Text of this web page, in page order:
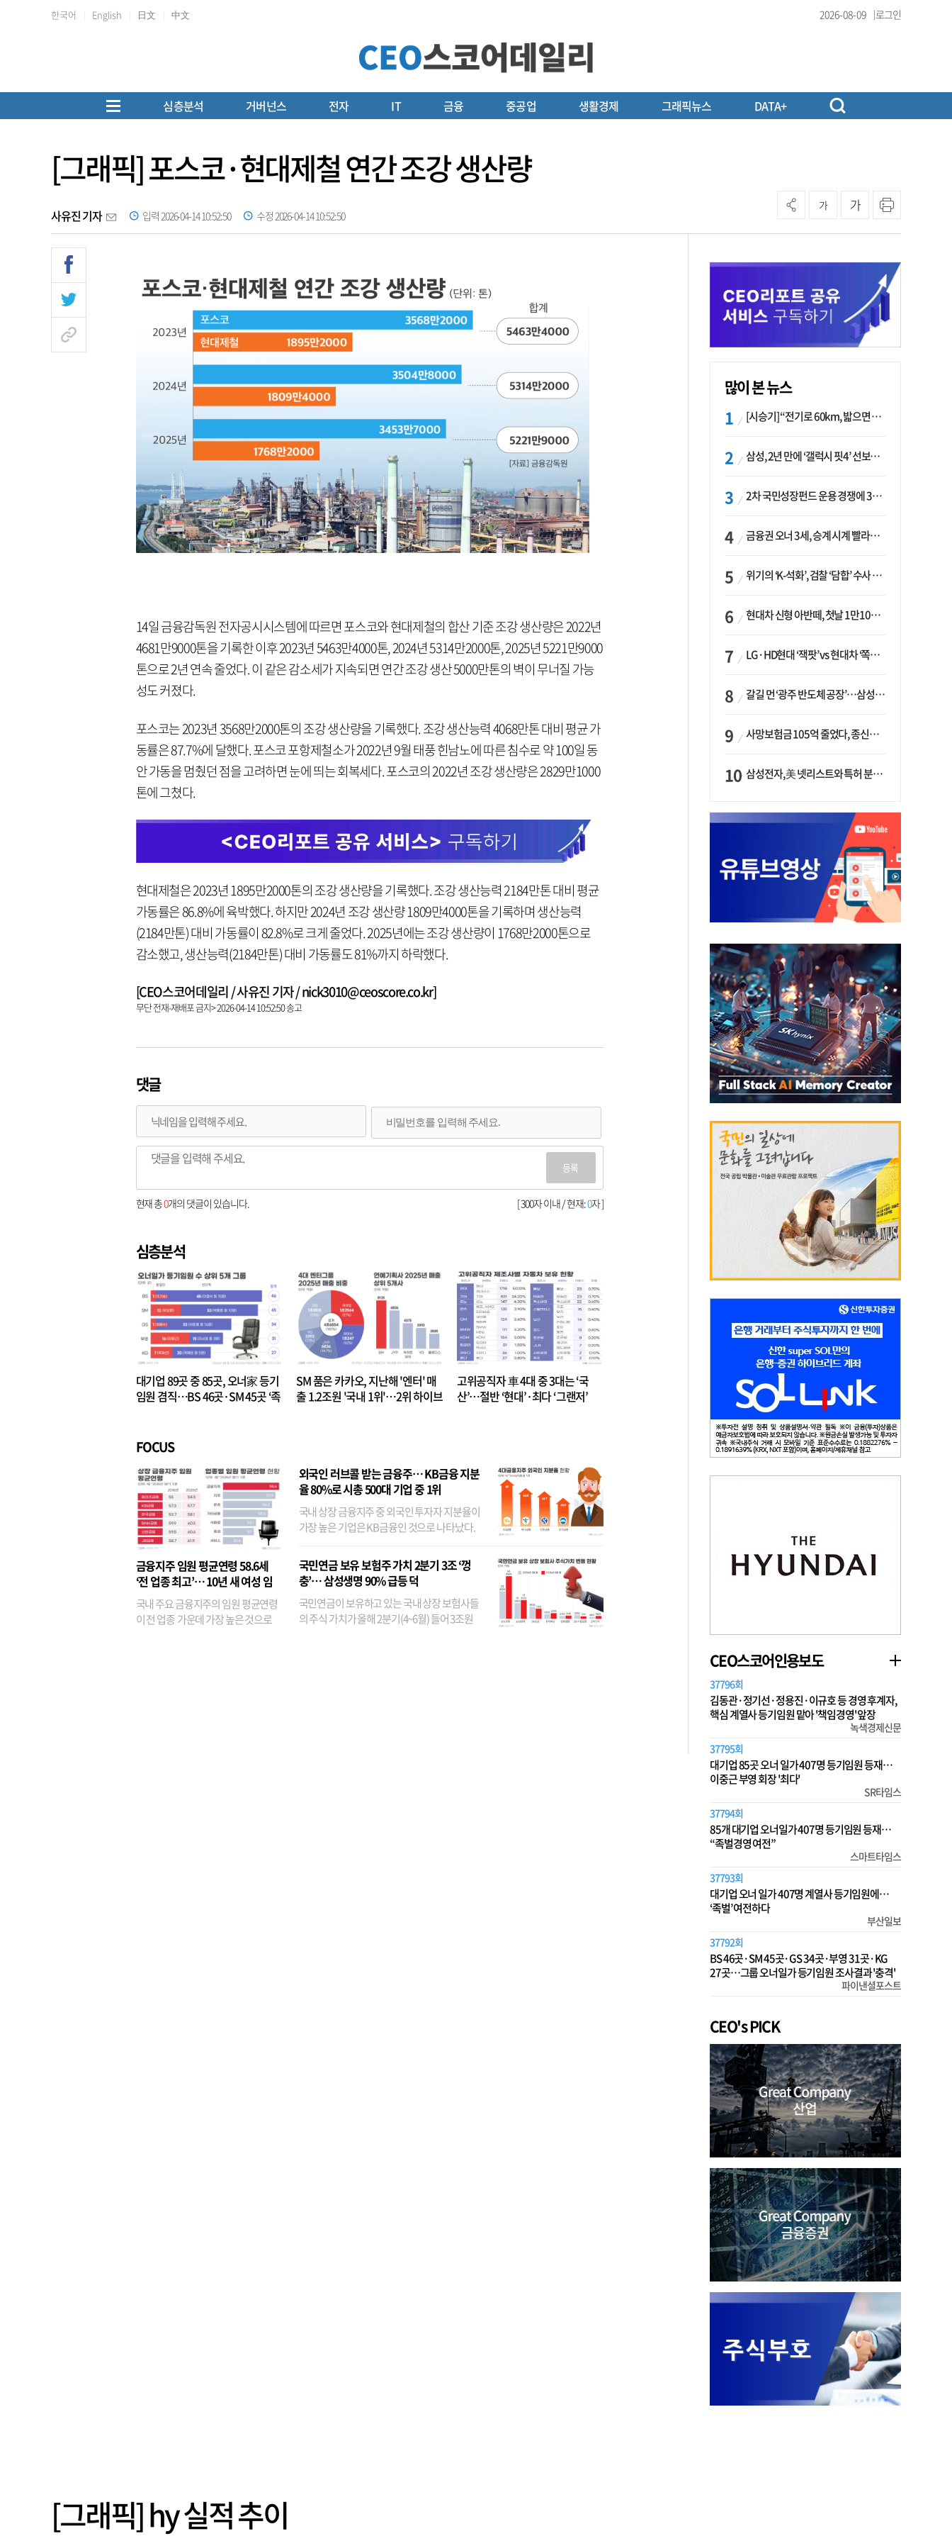
한국어 English 日文 中文 2026-08-09 로그인
심층분석 거버넌스 전자 IT 금융 중공업 생활경제 그래픽뉴스 DATA+
[그래픽] 포스코·현대제철 연간 조강 생산량
사유진 기자 입력 2026-04-14 10:52:50 수정 2026-04-14 10:52:50
가 가
14일 금융감독원 전자공시시스템에 따르면 포스코와 현대제철의 합산 기준 조강 생산량은 2022년
4681만9000톤을 기록한 이후 2023년 5463만4000톤, 2024년 5314만2000톤, 2025년 5221만9000
톤으로 2년 연속 줄었다. 이 같은 감소세가 지속되면 연간 조강 생산 5000만톤의 벽이 무너질 가능
성도 커졌다.
포스코는 2023년 3568만2000톤의 조강 생산량을 기록했다. 조강 생산능력 4068만톤 대비 평균 가
동률은 87.7%에 달했다. 포스코 포항제철소가 2022년 9월 태풍 힌남노에 따른 침수로 약 100일 동
안 가동을 멈췄던 점을 고려하면 눈에 띄는 회복세다. 포스코의 2022년 조강 생산량은 2829만1000
톤에 그쳤다.
현대제철은 2023년 1895만2000톤의 조강 생산량을 기록했다. 조강 생산능력 2184만톤 대비 평균
가동률은 86.8%에 육박했다. 하지만 2024년 조강 생산량 1809만4000톤을 기록하며 생산능력
(2184만톤) 대비 가동률이 82.8%로 크게 줄었다. 2025년에는 조강 생산량이 1768만2000톤으로
감소했고, 생산능력(2184만톤) 대비 가동률도 81%까지 하락했다.
[CEO스코어데일리 / 사유진 기자 / nick3010@ceoscore.co.kr]
무단 전재-재배포 금지> 2026-04-14 10:52:50 송고
댓글
등록
[ 300자 이내 / 현재:0자 ]
현재 총0개의 댓글이 있습니다.
심층분석
대기업 89곳 중 85곳, 오너家 등기
임원 겸직…BS 46곳·SM 45곳 ‘족
SM 품은 카카오, 지난해 '엔터' 매
출 1.2조원 '국내 1위'…2위 하이브
고위공직자 車 4대 중 3대는 ‘국
산’…절반 ‘현대’·최다 ‘그랜저’
FOCUS
금융지주 임원 평균연령 58.6세
‘전 업종 최고’… 10년 새 여성 임
원은 14배 껑충
국내 주요 금융지주의 임원 평균연령
이 전 업종 가운데 가장 높은 것으로
외국인 러브콜 받는 금융주… KB금융 지분
율 80%로 시총 500대 기업 중 1위
국내 상장 금융지주 중 외국인 투자자 지분율이
가장 높은 기업은 KB금융인 것으로 나타났다.
융이었다. 특히 KB금융은 지난달 말 기준 해외
기관투자자 지분율이...
국민연금 보유 보험주 가치 2분기 3조 ‘껑
충’… 삼성생명 90% 급등 덕
국민연금이 보유하고 있는 국내 상장 보험사들
의 주식 가치가 올해 2분기(4~6월) 들어 3조원
많이 본 뉴스
[시승기] “전기로 60km, 밟으면 462마력”…볼보 XC60 T8의 두 얼굴
삼성, 2년 만에 ‘갤럭시 핏4’ 선보이나…웨어러블 생태계 확장 ‘시동’
2차 국민성장펀드 운용 경쟁에 33개사 몰렸다…신한·하나 등 새 얼굴 대거 합류
금융권 오너 3세, 승계 시계 빨라지나…한국투자 ‘속도’·미래에셋·메리츠는 ‘거리두기’
위기의 ‘K-석화’, 검찰 ‘담합’ 수사 착수…“LG·한화·롯데 등 7개 업체, 8개 제품 가격 담합”
현대차 신형 아반떼, 첫날 1만1094대 계약…역대 최고치 경신
LG·HD현대 ‘잭팟’ vs 현대차 ‘쪽박’…글로벌 사모펀드, 韓 대기업 투자 ‘희비’
갈길 먼 ‘광주 반도체 공장’…삼성·SK, ‘주 52시간제’ 규제 해소 ‘공방’
사망보험금 105억 줄었다, 종신보험·유동화 동시에 ‘주춤’…신한라이프는 401억 급증
삼성전자, 美 넷리스트와 특허 분쟁 종료…“5년 간 1.3조 라이선스비 지급”
CEO스코어인용보도
37796회
김동관·정기선·정용진·이규호 등 경영 후계자,
핵심 계열사 등기임원 맡아 '책임경영' 앞장
녹색경제신문
37795회
대기업 85곳 오너 일가 407명 등기임원 등재…
이중근 부영 회장 '최다'
SR타임스
37794회
85개 대기업 오너일가 407명 등기임원 등재…
“족벌경영 여전”
스마트타임스
37793회
대기업 오너 일가 407명 계열사 등기임원에…
‘족벌’ 여전하다
부산일보
37792회
BS 46곳·SM 45곳·GS 34곳·부영 31곳·KG
27곳…그룹 오너일가 등기임원 조사결과 '충격'
파이낸셜포스트
CEO's PICK
[그래픽] hy 실적 추이